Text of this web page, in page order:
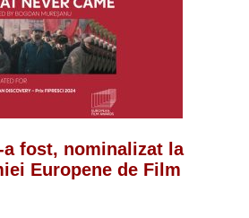
a fost, nominalizat la
Europene de Film